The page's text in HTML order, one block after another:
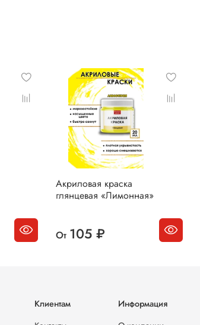
Акриловая краска
глянцевая «Лимонная»
От 105 ₽
Клиентам
Информация